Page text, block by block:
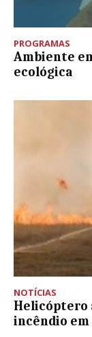
PROGRAMAS
Ambiente
ecológica
NOTÍCIAS
Helicóptero
incêndio